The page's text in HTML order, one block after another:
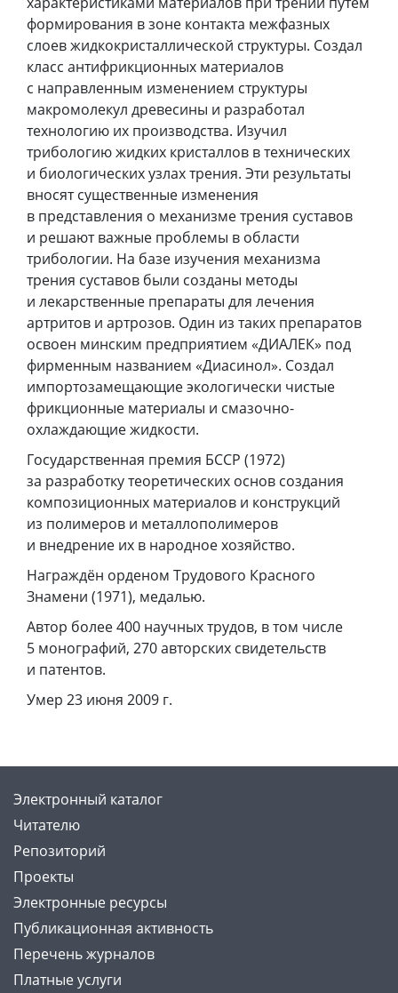
формирования в зоне контакта межфазных
слоев жидкокристаллической структуры. Создал
класс антифрикционных материалов
с направленным изменением структуры
макромолекул древесины и разработал
технологию их производства. Изучил
трибологию жидких кристаллов в технических
и биологических узлах трения. Эти результаты
вносят существенные изменения
в представления о механизме трения суставов
и решают важные проблемы в области
трибологии. На базе изучения механизма
трения суставов были созданы методы
и лекарственные препараты для лечения
артритов и артрозов. Один из таких препаратов
освоен минским предприятием «ДИАЛЕК» под
фирменным названием «Диасинол». Создал
импортозамещающие экологически чистые
фрикционные материалы и смазочно-
охлаждающие жидкости.
Государственная премия БССР (1972)
за разработку теоретических основ создания
композиционных материалов и конструкций
из полимеров и металлополимеров
и внедрение их в народное хозяйство.
Награждён орденом Трудового Красного
Знамени (1971), медалью.
Автор более 400 научных трудов, в том числе
5 монографий, 270 авторских свидетельств
и патентов.
Умер 23 июня 2009 г.
Электронный каталог
Читателю
Репозиторий
Проекты
Электронные ресурсы
Публикационная активность
Перечень журналов
Платные услуги